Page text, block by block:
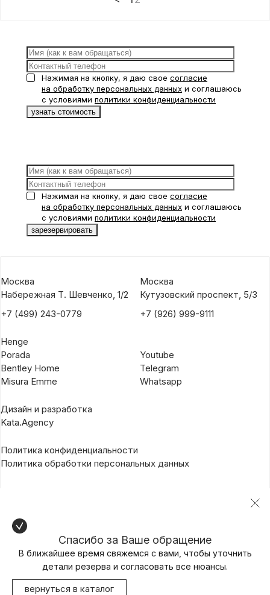
Нажимая на кнопку, я даю свое согласие
на обработку персональных данных и соглашаюсь
с условиями политики конфиденциальности
Нажимая на кнопку, я даю свое согласие
на обработку персональных данных и соглашаюсь
с условиями политики конфиденциальности
Москва
Набережная Т. Шевченко, 1/2
+7 (499) 243-0779
Москва
Кутузовский проспект, 5/3
+7 (926) 999-9111
Henge
Porada
Bentley Home
Misura Emme
Youtube
Telegram
Whatsapp
Дизайн и разработка
Kata.Agency
Политика конфиденциальности
Политика обработки персональных данных
Спасибо за Ваше обращение
В ближайшее время свяжемся с вами, чтобы уточнить
детали резерва и согласовать все нюансы.
вернуться в каталог